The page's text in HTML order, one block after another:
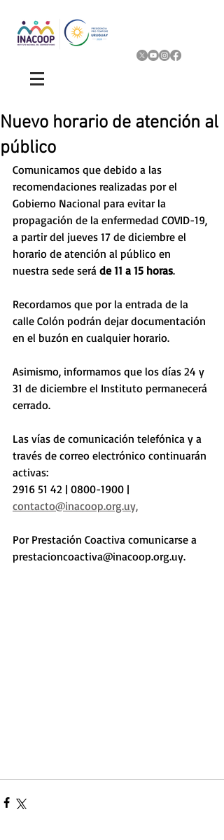
Nuevo horario de atención al
público
Comunicamos que debido a las
recomendaciones realizadas por el
Gobierno Nacional para evitar la
propagación de la enfermedad COVID-19,
a partir del jueves 17 de diciembre el
horario de atención al público en
nuestra sede será de 11 a 15 horas.
Recordamos que por la entrada de la
calle Colón podrán dejar documentación
en el buzón en cualquier horario.
Asimismo, informamos que los días 24 y
31 de diciembre el Instituto permanecerá
cerrado.
Las vías de comunicación telefónica y a
través de correo electrónico continuarán
activas:
2916 51 42 | 0800-1900 |
contacto@inacoop.org.uy,
Por Prestación Coactiva comunicarse a
prestacioncoactiva@inacoop.org.uy.